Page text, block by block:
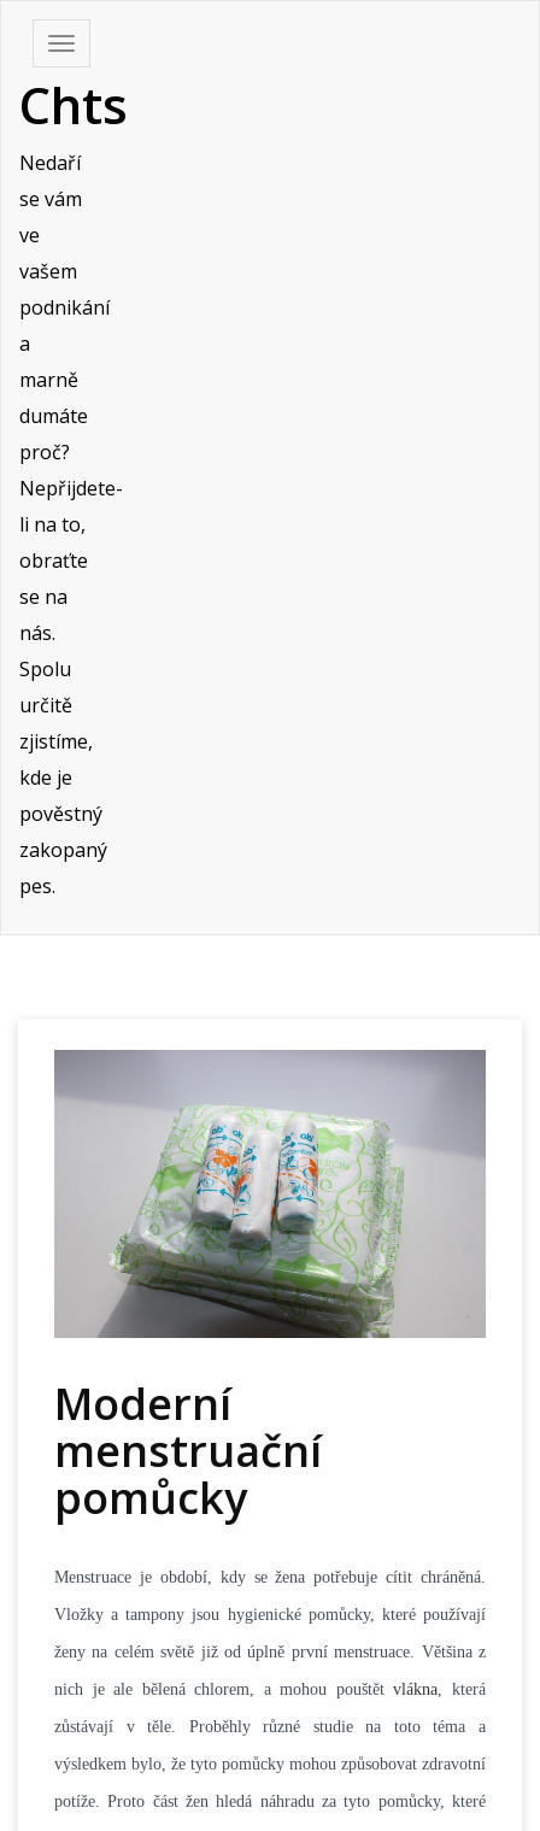
Skip
content
Toggle
navigation
Chts
Nedaří
se vám
ve
vašem
podnikání
a
marně
dumáte
proč?
Nepřijdete-
li na to,
obraťte
se na
nás.
Spolu
určitě
zjistíme,
kde je
pověstný
zakopaný
pes.
Moderní
menstruační
pomůcky
Menstruace je období, kdy se žena potřebuje cítit chráněná.
Vložky a tampony jsou hygienické pomůcky, které používají
ženy na celém světě již od úplně první menstruace. Většina z
nich je ale bělená chlorem, a mohou pouštětvlákna , která
zůstávají v těle. Proběhly různé studie na toto téma a
výsledkem bylo, že tyto pomůcky mohou způsobovat zdravotní
potíže. Proto část žen hledá náhradu za tyto pomůcky, které